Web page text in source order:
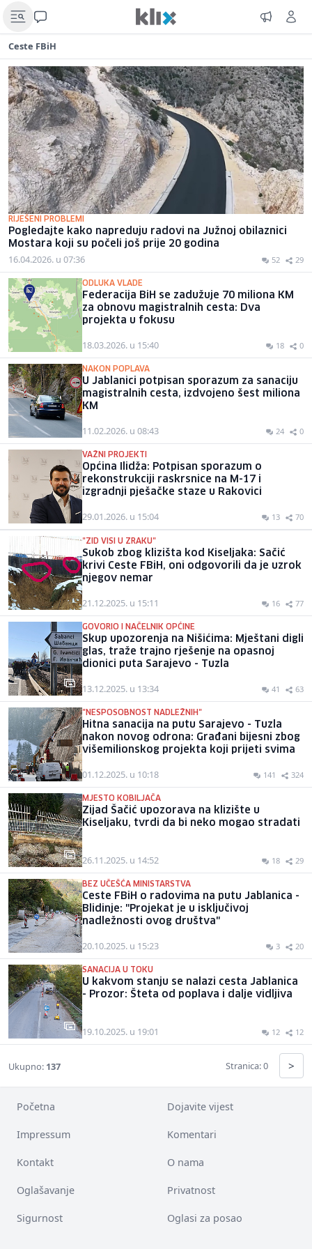
Ceste FBiH
RIJEŠENI PROBLEMI
Pogledajte kako napreduju radovi na Južnoj obilaznici
Mostara koji su počeli još prije 20 godina
16.04.2026. u 07:36 52 29
ODLUKA VLADE
Federacija BiH se zadužuje 70 miliona KM
za obnovu magistralnih cesta: Dva
projekta u fokusu
18.03.2026. u 15:40 18 0
NAKON POPLAVA
U Jablanici potpisan sporazum za sanaciju
magistralnih cesta, izdvojeno šest miliona
KM
11.02.2026. u 08:43 24 0
VAŽNI PROJEKTI
Općina Ilidža: Potpisan sporazum o
rekonstrukciji raskrsnice na M-17 i
izgradnji pješačke staze u Rakovici
29.01.2026. u 15:04 13 70
"ZID VISI U ZRAKU"
Sukob zbog klizišta kod Kiseljaka: Sačić
krivi Ceste FBiH, oni odgovorili da je uzrok
njegov nemar
21.12.2025. u 15:11 16 77
GOVORIO I NAČELNIK OPĆINE
Skup upozorenja na Nišićima: Mještani digli
glas, traže trajno rješenje na opasnoj
dionici puta Sarajevo - Tuzla
13.12.2025. u 13:34 41 63
"NESPOSOBNOST NADLEŽNIH"
Hitna sanacija na putu Sarajevo - Tuzla
nakon novog odrona: Građani bijesni zbog
višemilionskog projekta koji prijeti svima
01.12.2025. u 10:18 141 324
MJESTO KOBILJAČA
Zijad Šačić upozorava na klizište u
Kiseljaku, tvrdi da bi neko mogao stradati
26.11.2025. u 14:52 18 29
BEZ UČEŠĆA MINISTARSTVA
Ceste FBiH o radovima na putu Jablanica -
Blidinje: "Projekat je u isključivoj
nadležnosti ovog društva"
20.10.2025. u 15:23 3 20
SANACIJA U TOKU
U kakvom stanju se nalazi cesta Jablanica
- Prozor: Šteta od poplava i dalje vidljiva
19.10.2025. u 19:01 12 12
Ukupno: 137 Stranica: 0 >
Početna Dojavite vijest
Impressum Komentari
Kontakt O nama
Oglašavanje Privatnost
Sigurnost Oglasi za posao